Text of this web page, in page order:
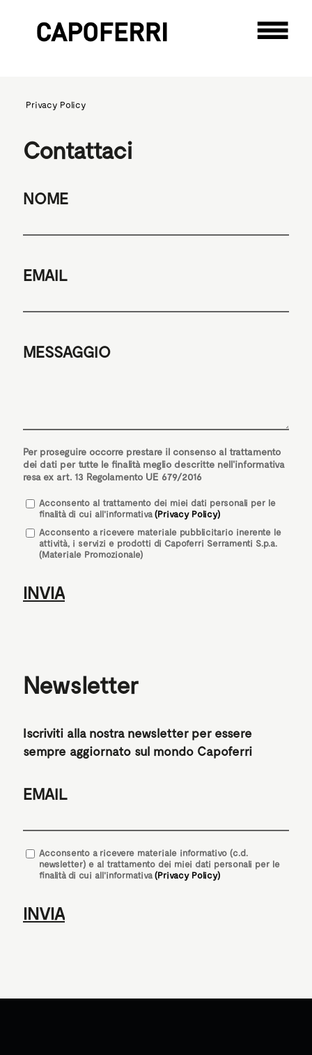
Privacy Policy
Contattaci
NOME
EMAIL
MESSAGGIO
Per proseguire occorre prestare il consenso al trattamento
dei dati per tutte le finalità meglio descritte nell'informativa
resa ex art. 13 Regolamento UE 679/2016
Acconsento al trattamento dei miei dati personali per le
finalità di cui all'informativa(Privacy Policy)
Acconsento a ricevere materiale pubblicitario inerente le
attività, i servizi e prodotti di Capoferri Serramenti S.p.a.
(Materiale Promozionale)
Newsletter
Iscriviti alla nostra newsletter per essere
sempre aggiornato sul mondo Capoferri
EMAIL
Acconsento a ricevere materiale informativo (c.d.
newsletter) e al trattamento dei miei dati personali per le
finalità di cui all'informativa(Privacy Policy)